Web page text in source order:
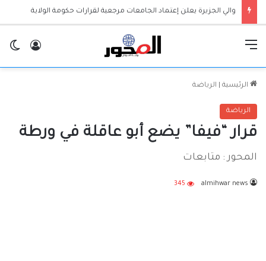
والي الجزيرة يعلن إعتماد الجامعات مرجعية لقرارات حكومة الولاية
الرئيسية الرياضة
الرياضة
قرار “فيفا” يضع أبو عاقلة في ورطة
المحور : متابعات
almihwar news
345